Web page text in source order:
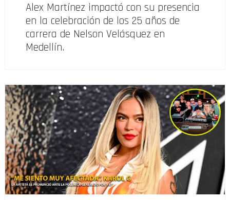
Alex Martínez impactó con su presencia
en la celebración de los 25 años de
carrera de Nelson Velásquez en
Medellín.